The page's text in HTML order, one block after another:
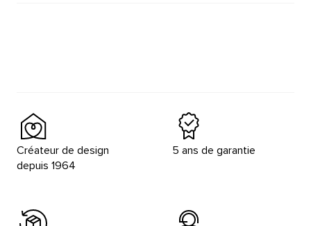
Créateur de design
depuis 1964
5 ans de garantie